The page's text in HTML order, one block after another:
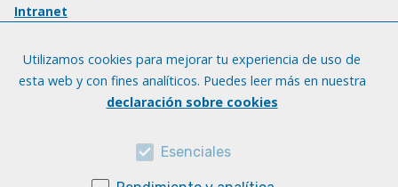
Intranet
Utilizamos cookies para mejorar tu experiencia de uso de
esta web y con fines analíticos. Puedes leer más en nuestra
declaración sobre cookies
Esenciales